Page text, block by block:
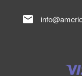
mail